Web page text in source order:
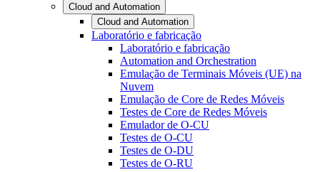
Cloud and Automation
Cloud and Automation
Laboratório e fabricação
Laboratório e fabricação
Automation and Orchestration
Emulação de Terminais Móveis (UE) na
Nuvem
Emulação de Core de Redes Móveis
Testes de Core de Redes Móveis
Emulador de O-CU
Testes de O-CU
Testes de O-DU
Testes de O-RU